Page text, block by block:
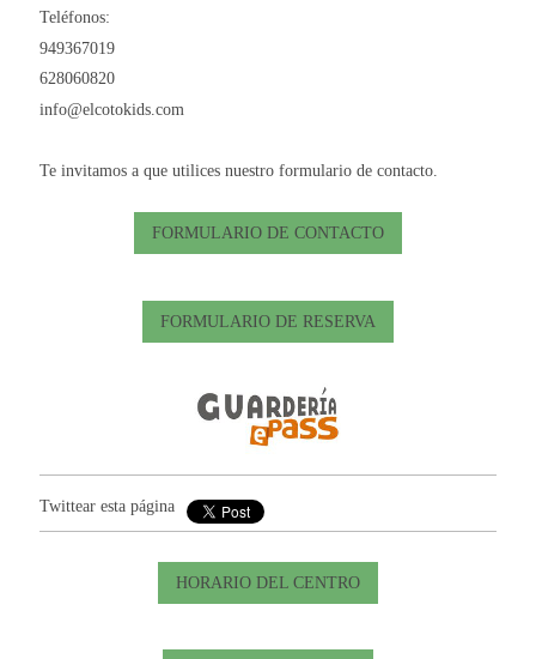
Teléfonos:
949367019
628060820
info@elcotokids.com
Te invitamos a que utilices nuestro formulario de contacto.
FORMULARIO DE CONTACTO
FORMULARIO DE RESERVA
Twittear esta página
HORARIO DEL CENTRO